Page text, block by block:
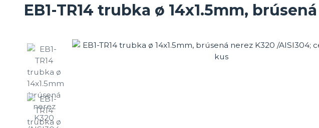
EB1-TR14 trubka ø 14x1.5mm,